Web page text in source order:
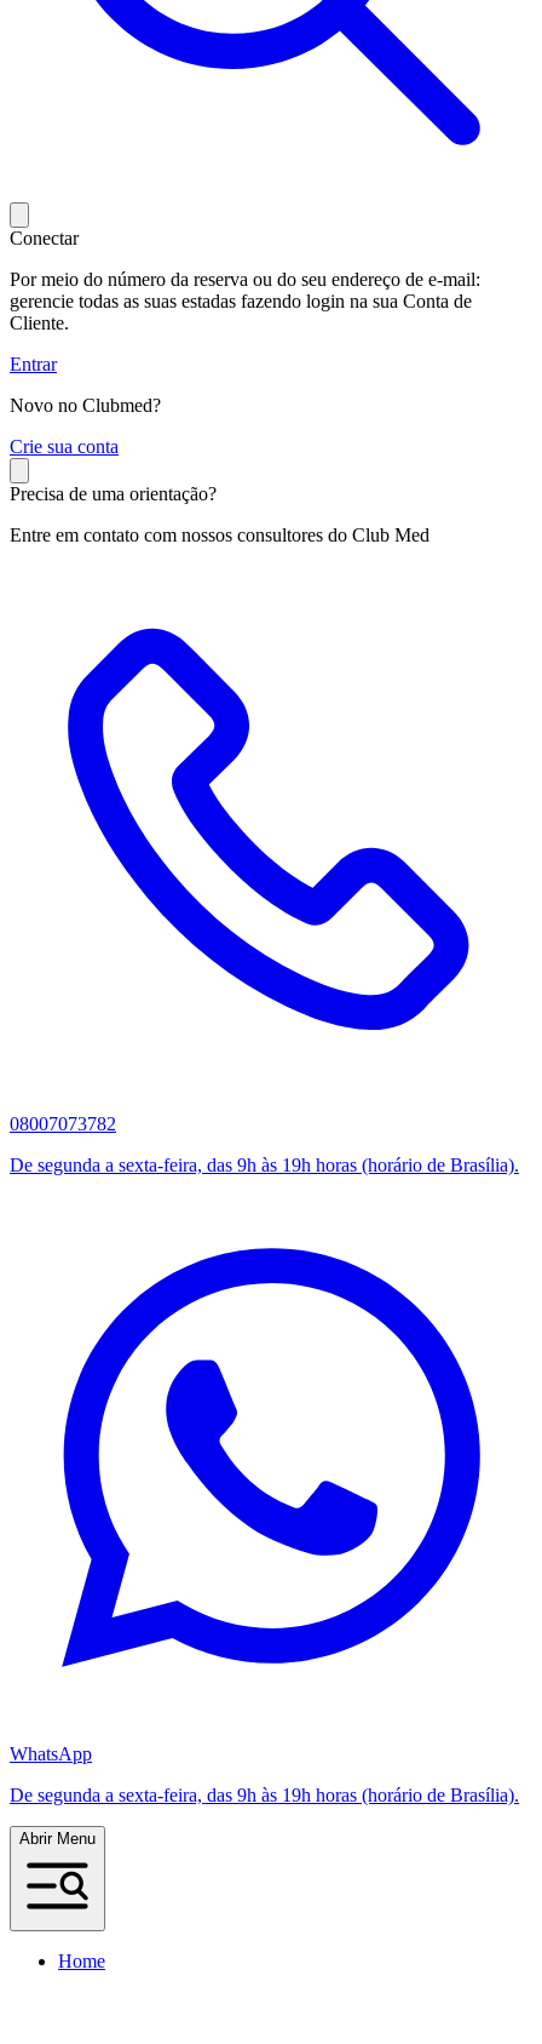
Conectar
Por meio do número da reserva ou do seu endereço de e-mail:
gerencie todas as suas estadas fazendo login na sua Conta de
Cliente.
Entrar
Novo no Clubmed?
Crie sua conta
Precisa de uma orientação?
Entre em contato com nossos consultores do Club Med
08007073782
De segunda a sexta-feira, das 9h às 19h horas (horário de Brasília).
WhatsApp
De segunda a sexta-feira, das 9h às 19h horas (horário de Brasília).
Abrir Menu
Home